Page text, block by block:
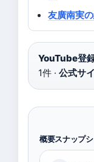
友廣南実
YouTube登
1件 · 公式サ
概要スナップ